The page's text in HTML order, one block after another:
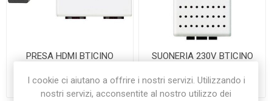
PRESA HDMI BTICINO
€21,20
SUONERIA 230V BTICINO
€35,90
I cookie ci aiutano a offrire i nostri servizi. Utilizzando i
nostri servizi, acconsentite al nostro utilizzo dei